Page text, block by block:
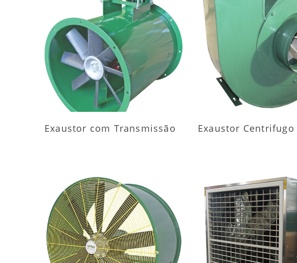
MAIS INFORMAÇÕES
Exaustor com Transmissão
MAIS
MAIS INFORMAÇÕES MAIS